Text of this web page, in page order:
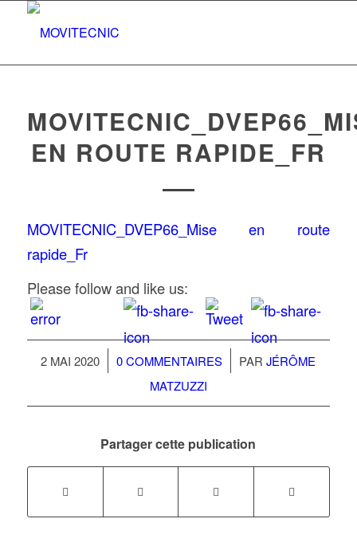
EN ROUTE RAPIDE_FR
MOVITECNIC_DVEP66_Mise en route
rapide_Fr
Please follow and like us:
2 MAI 2020
/ 0 COMMENTAIRES
/ PARJÉRÔME
MATZUZZI
Partager cette publication